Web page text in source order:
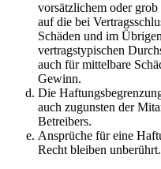
vorsätzlichem oder
auf die bei
Schäden und im
vertragstypischen
auch für mittelbare
Gewinn.
Die
auch zugunsten der
Betreibers.
Ansprüche für eine
Recht bleiben unberührt.